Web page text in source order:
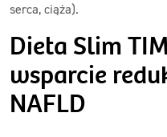
serca, ciąża).
Dieta Slim
wsparcie
NAFLD